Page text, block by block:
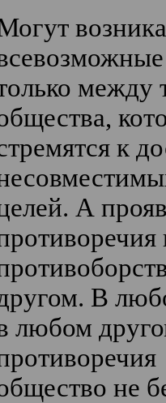
между
к
А
В
любом
не